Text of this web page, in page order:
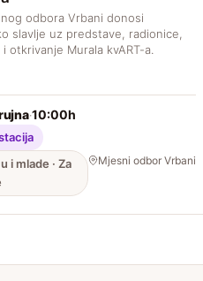
odbora Vrbani donosi
slavlje uz predstave, radionice,
i otkrivanje Murala kvART-a.
·10:00h
i mlade · Za
Mjesni odbor Vrbani